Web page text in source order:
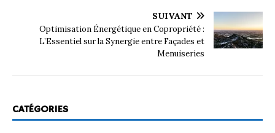
SUIVANT
Optimisation Énergétique en Copropriété :
L’Essentiel sur la Synergie entre Façades et
Menuiseries
CATÉGORIES